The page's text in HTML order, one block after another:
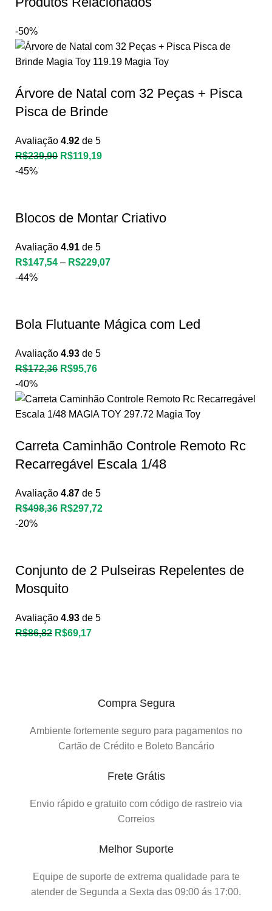
-50%
Árvore de Natal com 32 Peças + Pisca
Pisca de Brinde
Avaliação 4.92 de 5
R$239,90 R$119,19
-45%
Blocos de Montar Criativo
Avaliação 4.91 de 5
R$147,54 – R$229,07
-44%
Bola Flutuante Mágica com Led
Avaliação 4.93 de 5
R$172,36 R$95,76
-40%
Carreta Caminhão Controle Remoto Rc
Recarregável Escala 1/48
Avaliação 4.87 de 5
R$498,36 R$297,72
-20%
Conjunto de 2 Pulseiras Repelentes de
Mosquito
Avaliação 4.93 de 5
R$86,82 R$69,17
Compra Segura
Ambiente fortemente seguro para pagamentos no
Cartão de Crédito e Boleto Bancário
Frete Grátis
Envio rápido e gratuito com código de rastreio via
Correios
Melhor Suporte
Equipe de suporte de extrema qualidade para te
atender de Segunda a Sexta das 09:00 ás 17:00.